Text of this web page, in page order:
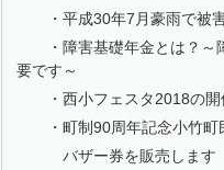
・平成30年7月豪雨で被害
・障害基礎年金とは？～
要です～
・西小フェスタ2018の開
・町制90周年記念小竹町
バザー券を販売します